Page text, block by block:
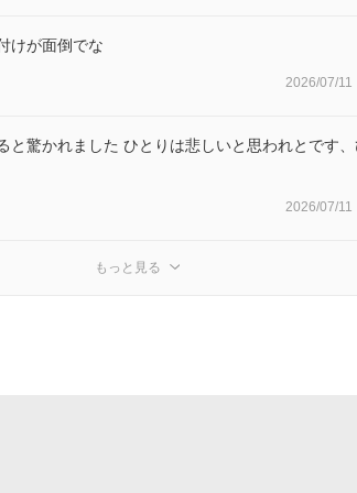
けが面倒でな
2026/07/11
と驚かれました ひとりは悲しいと思われとです、
2026/07/11
もっと見る